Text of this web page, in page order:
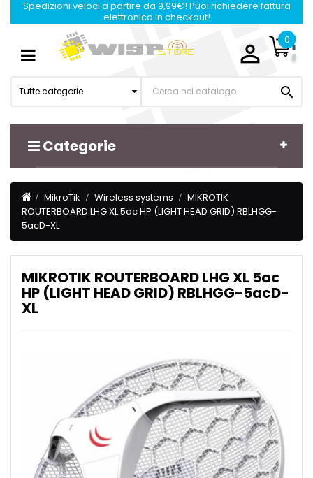
Spedizioni veloci a partire da 9,99€! Puoi richiedere fattura
elettronica in checkout!

0
Tutte categorie 
Categorie
Toggle
MikroTik Wireless systems
MIKROTIK
ROUTERBOARD LHG XL 5ac HP (LIGHT HEAD GRID) RBLHGG-
5acD-XL
MIKROTIK ROUTERBOARD LHG XL 5ac
HP (LIGHT HEAD GRID) RBLHGG-5acD-
XL